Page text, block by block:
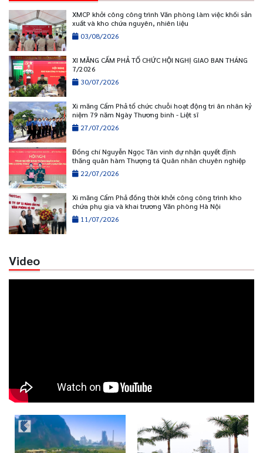
XMCP khởi công công trình Văn phòng làm việc khối sản
xuất và kho chứa nguyên, nhiên liệu
03/08/2026
XI MĂNG CẨM PHẢ TỔ CHỨC HỘI NGHỊ GIAO BAN THÁNG
7/2026
30/07/2026
Xi măng Cẩm Phả tổ chức chuỗi hoạt động tri ân nhân kỷ
niệm 79 năm Ngày Thương binh - Liệt sĩ
27/07/2026
Đồng chí Nguyễn Ngọc Tân vinh dự nhận quyết định
thăng quân hàm Thượng tá Quân nhân chuyên nghiệp
22/07/2026
Xi măng Cẩm Phả đồng thời khởi công công trình kho
chứa phụ gia và khai trương Văn phòng Hà Nội
11/07/2026
Video